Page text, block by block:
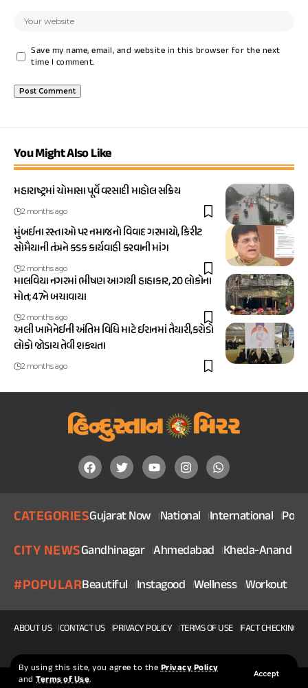
By using this site, you agree to thePrivacy Policy
andTerms of Use. Accept
Save my name, email, and website in this browser for the next
time I comment.
You Might Also Like
મહારાષ્ટ્રમાં ચોમાસા પૂર્વે વરસાદી માહોલ સક્રિય
2 months ago
મુંબઈના રસ્તાઓ પર નમાજનો વિવાદ ગરમાયો, કિરીટ
સોમૈયાની તંત્રને કડક કાર્યવાહી કરવાની માંગ
2 months ago
માલવિયા નગરમાં ભીષણ આગથી હાહાકાર, 20 લોકોના
મોત; 47ને બચાવાયા
2 months ago
અલી ખામેનેઈની અંતિમ વિધિ માટે ઈરાનમાં તૈયારી,કરોડો
લોકો જોડાય તેવી શક્યતા
2 months ago
CATEGORIESGujarat Now National International
CITY NEWSGandhinagar Ahmedabad Kheda-Anand
#POPULARBeautiful Instagood Wellness Workout
ABOUT US CONTACT US PRIVACY POLICY TERMS OF USE FACT CHECKING
© 2025, Copyright Hindustan Mirror | Made With ❤ By Squidteck